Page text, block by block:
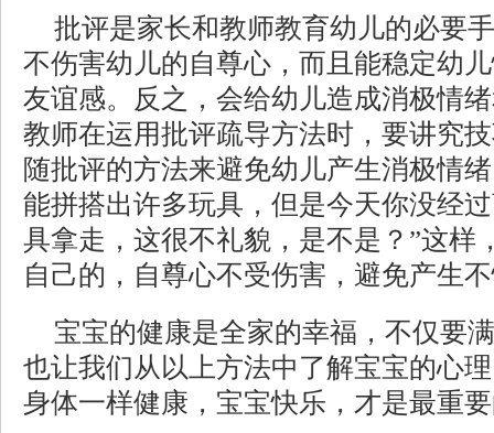
批评是家长和教师教育幼儿的必要
不伤害幼儿的自尊心，而且能稳定幼
友谊感。反之，会给幼儿造成消极情
教师在运用批评疏导方法时，要讲究
随批评的方法来避免幼儿产生消极情
能拼搭出许多玩具，但是今天你没经
具拿走，这很不礼貌，是不是？”这样
自己的，自尊心不受伤害，避免产生
宝宝的健康是全家的幸福，不仅要
也让我们从以上方法中了解宝宝的心
身体一样健康，宝宝快乐，才是最重